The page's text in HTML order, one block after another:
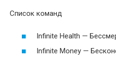
Список команд
Infinite Health —
Infinite Money —